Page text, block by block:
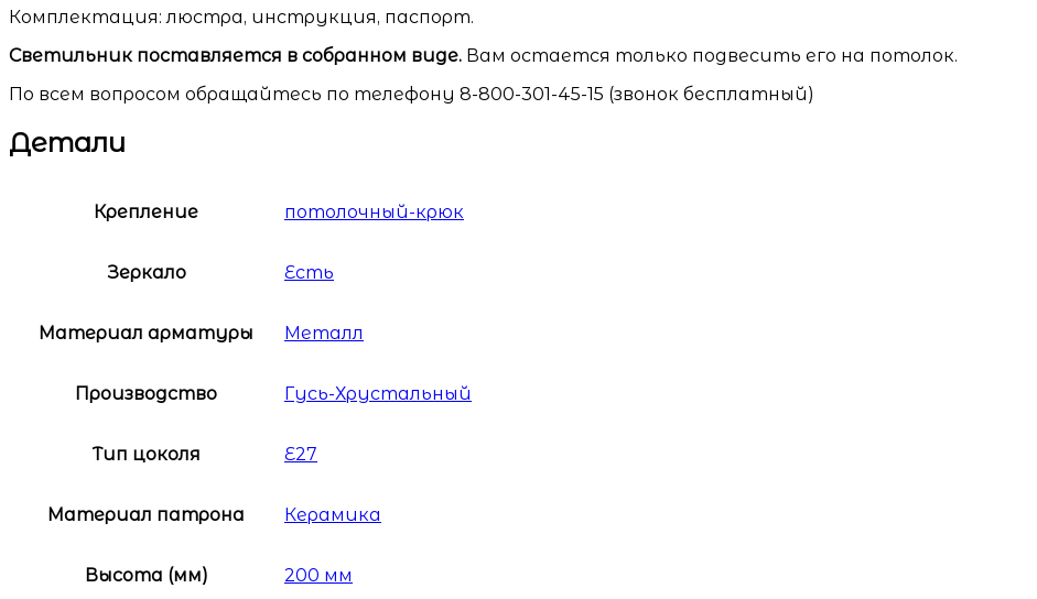
Комплектация: люстра, инструкция, паспорт.
Светильник поставляется в собранном виде. Вам остается только подвесить его на потолок.
По всем вопросом обращайтесь по телефону 8-800-301-45-15 (звонок бесплатный)
Детали
Крепление потолочный-крюк
Зеркало Есть
Материал арматуры Металл
Производство Гусь-Хрустальный
Тип цоколя E27
Материал патрона Керамика
Высота (мм) 200 мм